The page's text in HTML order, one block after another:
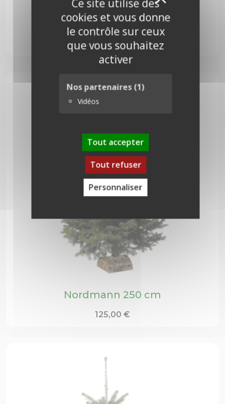
Ce site utilise des
cookies et vous donne
le contrôle sur ceux
que vous souhaitez
activer
Nos partenaires(1)
Vidéos
Tout accepter
Tout refuser
Personnaliser
Pungens 175 cm
74,00€
Nordmann 250 cm
125,00 €